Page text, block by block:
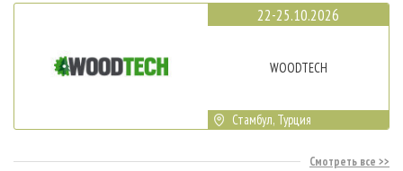
22-25.10.2026
WOODTECH
Стамбул, Турция
Смотреть все